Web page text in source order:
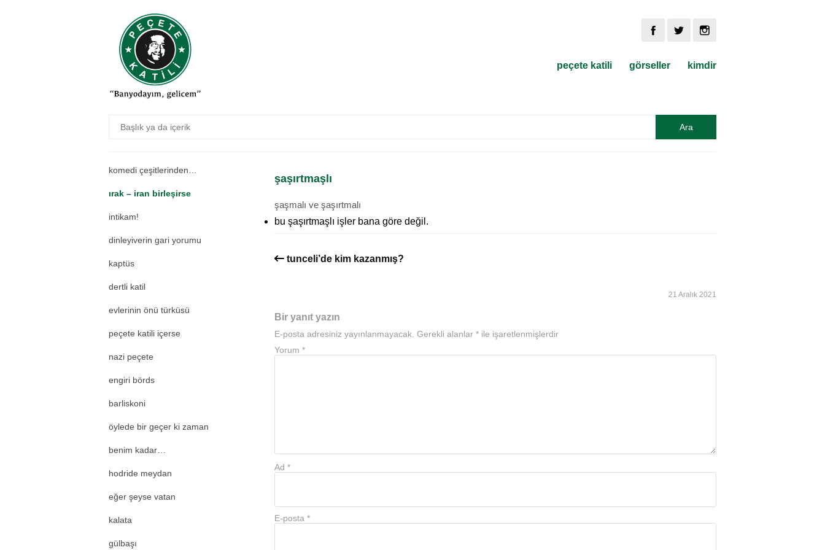
peçete katili görseller kimdir
maaf olmak
günü geçmiş et…
publics
ingilizce ustası
şarkı hafızası geniştir
komedi çeşitlerinden…
ırak – iran birleşirse
intikam!
dinleyiverin gari yorumu
kaptüs
dertli katil
evlerinin önü türküsü
peçete katili içerse
nazi peçete
engiri börds
barliskoni
öylede bir geçer ki zaman
benim kadar…
hodride meydan
eğer şeyse vatan
kalata
gülbaşı
şaşırtmaşlı
şaşmalı ve şaşırtmalı
bu şaşırtmaşlı işler bana göre değil.
tunceli’de kim kazanmış?
21 Aralık 2021
Bir yanıt yazın
E-posta adresiniz yayınlanmayacak. Gerekli alanlar * ile işaretlenmişlerdir
Yorum *
Ad *
E-posta *